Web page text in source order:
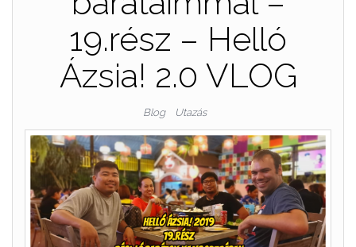
19.rész – Helló
Ázsia! 2.0 VLOG
Blog Utazás